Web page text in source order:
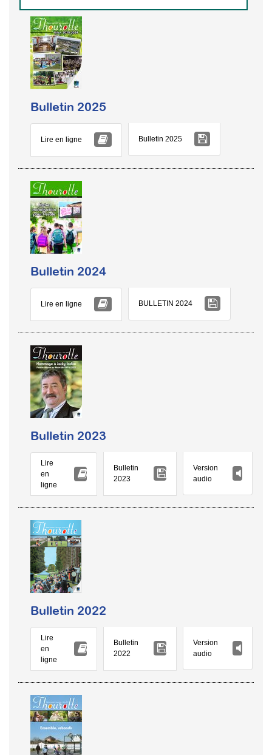
Bulletin 2025
Lire en ligne Bulletin 2025
Bulletin 2024
Lire en ligne BULLETIN 2024
Bulletin 2023
Lire
en
ligne
Bulletin
2023
Version
audio
Bulletin 2022
Lire
en
ligne
Bulletin
2022
Version
audio